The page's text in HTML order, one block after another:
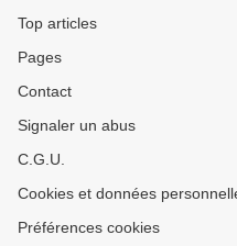
Top articles
Pages
Contact
Signaler un abus
C.G.U.
Cookies et données
Préférences cookies